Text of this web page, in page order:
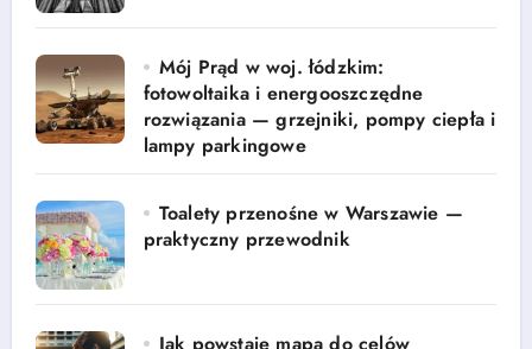
Mój Prąd w woj. łódzkim:
fotowoltaika i energooszczędne
rozwiązania — grzejniki, pompy ciepła i
lampy parkingowe
Toalety przenośne w Warszawie —
praktyczny przewodnik